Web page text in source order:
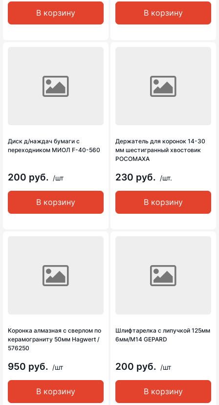
В корзину В корзину
Диск д/наждач бумаги с
переходником МИОЛ F-40-560
200 руб. /шт
В корзину
Держатель для коронок 14-30
мм шестигранный хвостовик
РОСОМАХА
230 руб. /шт.
В корзину
Коронка алмазная с сверлом по
керамограниту 50мм Hagwert /
576250
950 руб. /шт
В корзину
Шлифтарелка с липучкой 125мм
6мм/М14 GEPARD
200 руб. /шт
В корзину